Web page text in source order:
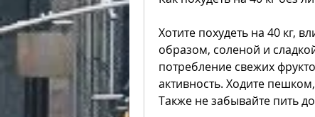
Хотите похудеть на 40 кг,
образом, соленой и
потребление свежих
активность. Ходите
Также не забывайте пить